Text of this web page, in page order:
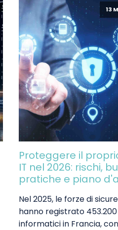
13
Proteggere il
IT nel 2026: rischi,
pratiche e piano
Nel 2025, le forze di
hanno registrato
informatici in Francia,